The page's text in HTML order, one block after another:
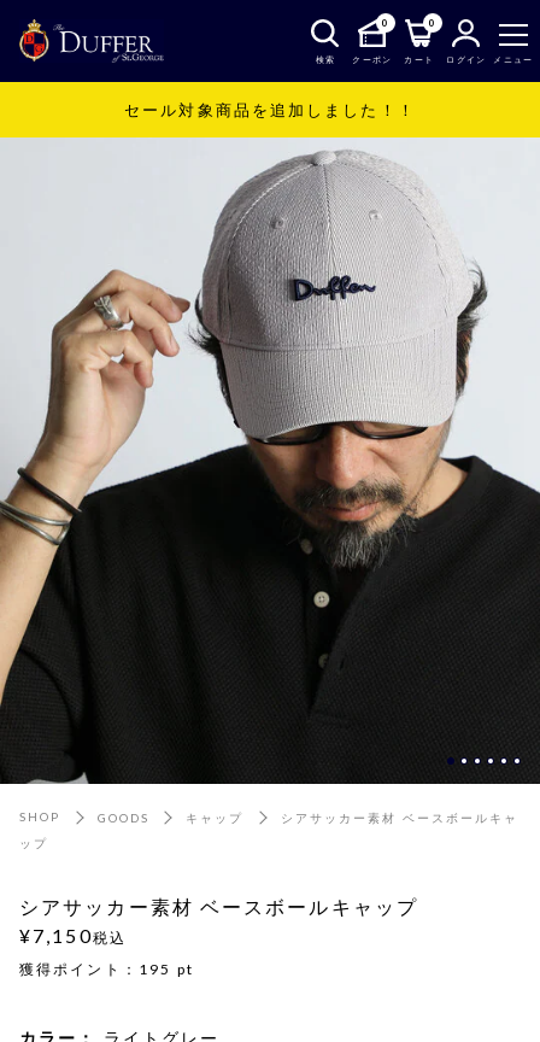
検索
0
クーポン
0
カート ログイン メニュー
セール対象商品を追加しました！！
SHOP GOODS キャップ
シアサッカー素材 ベースボールキャ
ップ
シアサッカー素材 ベースボールキャップ
¥7,150税込
獲得ポイント： 195 pt
カラー： ライトグレー